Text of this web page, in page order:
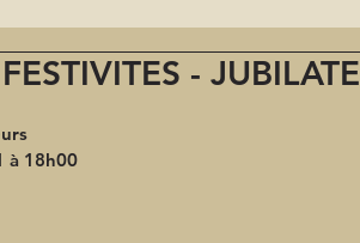
- JUBILATE
à 18h00